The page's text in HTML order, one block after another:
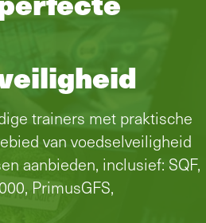
trainers met praktische
van voedselveiligheid
aanbieden, inclusief: SQF,
PrimusGFS,